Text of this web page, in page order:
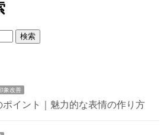
象改善
イント｜魅力的な表情の作り方